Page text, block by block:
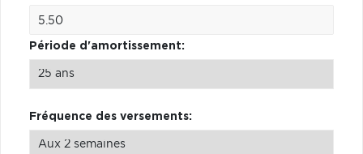
Période d'amortissement:
Fréquence des versements: